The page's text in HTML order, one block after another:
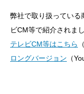
弊社で取り扱っている
ビCM等で紹介されまし
テレビCM等はこちら
ロングバージョン （